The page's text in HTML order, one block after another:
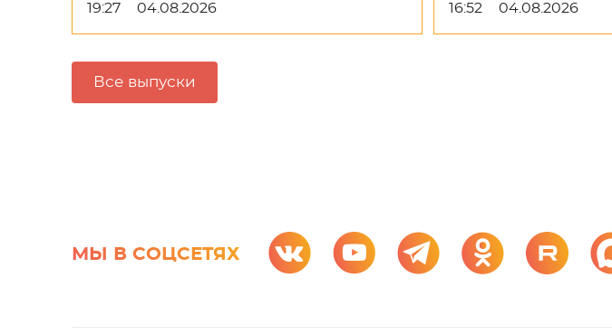
19:27 04.08.2026 16:52 04.08.2026
Все выпуски
МЫ В СОЦСЕТЯХ